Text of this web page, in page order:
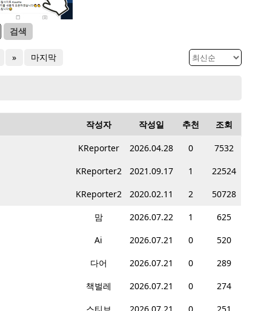
검색
» 마지막
작성자 작성일 추천 조회
KReporter 2026.04.28 0
7532
KReporter2 2021.09.17 1
22524
KReporter2 2020.02.11 2
50728
맘 2026.07.22 1
625
Ai 2026.07.21 0
520
다어 2026.07.21 0
289
책벌레 2026.07.21 0
274